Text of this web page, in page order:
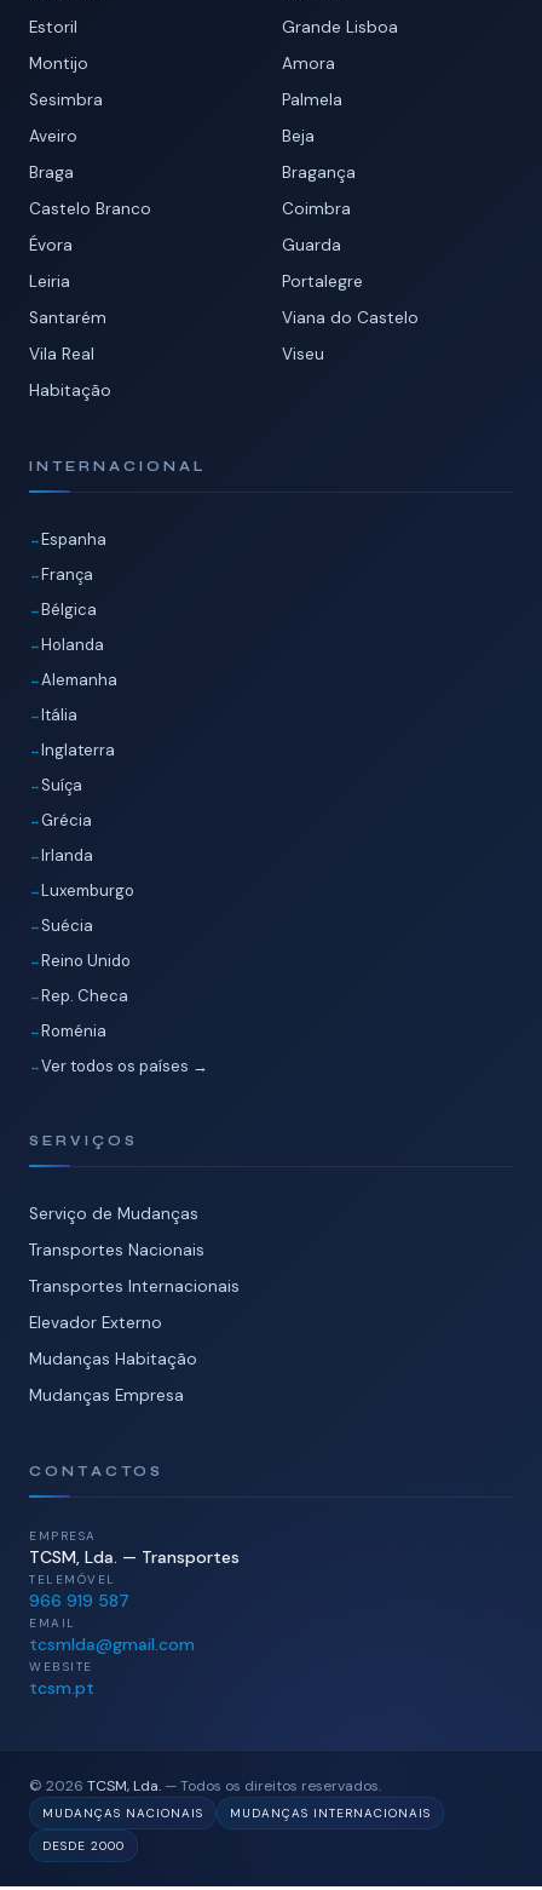
Estoril
Grande Lisboa
Montijo
Amora
Sesimbra
Palmela
Aveiro
Beja
Braga
Bragança
Castelo Branco
Coimbra
Évora
Guarda
Leiria
Portalegre
Santarém
Viana do Castelo
Vila Real
Viseu
Habitação
INTERNACIONAL
Espanha
França
Bélgica
Holanda
Alemanha
Itália
Inglaterra
Suíça
Grécia
Irlanda
Luxemburgo
Suécia
Reino Unido
Rep. Checa
Roménia
Ver todos os países →
SERVIÇOS
Serviço de Mudanças
Transportes Nacionais
Transportes Internacionais
Elevador Externo
Mudanças Habitação
Mudanças Empresa
CONTACTOS
EMPRESA
TCSM, Lda. — Transportes
TELEMÓVEL
966 919 587
EMAIL
tcsmlda@gmail.com
WEBSITE
tcsm.pt
© 2026 TCSM, Lda. — Todos os direitos reservados.
MUDANÇAS NACIONAIS MUDANÇAS INTERNACIONAIS
DESDE 2000